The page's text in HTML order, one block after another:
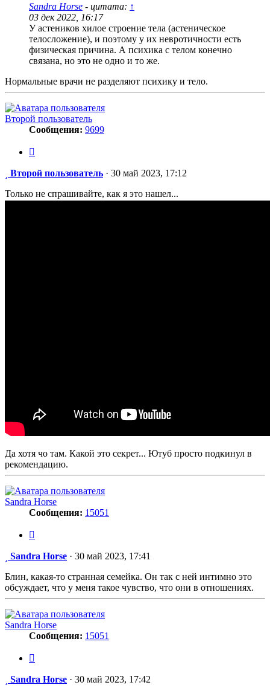
Sandra Horse - цитата: ↑
03 дек 2022, 16:17
У астеников хилое строение тела (астеническое
телосложение), и поэтому у их невротичности есть
физическая причина. А психика с телом конечно
связана, но это не одно и то же.
Нормальные врачи не разделяют психику и тело.
Второй пользователь
Сообщения: 9699
Сообщение
Второй пользователь · 30 май 2023, 17:12
Только не спрашивайте, как я это нашел...
Да хотя чо там. Какой это секрет... Ютуб просто подкинул в
рекомендацию.
Sandra Horse
Сообщения: 15051
Сообщение
Sandra Horse · 30 май 2023, 17:41
Блин, какая-то странная семейка. Он так с ней интимно это
обсуждает, что у меня такое чувство, что они в отношениях.
Sandra Horse
Сообщения: 15051
Сообщение
Sandra Horse · 30 май 2023, 17:42